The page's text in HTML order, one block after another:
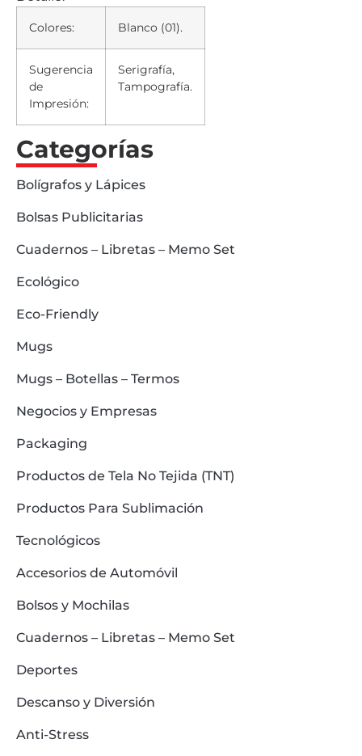
Colores: Blanco (01).
Sugerencia
de
Impresión:
Serigrafía,
Tampografía.
Categorías
Bolígrafos y Lápices
Bolsas Publicitarias
Cuadernos – Libretas – Memo Set
Ecológico
Eco-Friendly
Mugs
Mugs – Botellas – Termos
Negocios y Empresas
Packaging
Productos de Tela No Tejida (TNT)
Productos Para Sublimación
Tecnológicos
Accesorios de Automóvil
Bolsos y Mochilas
Cuadernos – Libretas – Memo Set
Deportes
Descanso y Diversión
Anti-Stress